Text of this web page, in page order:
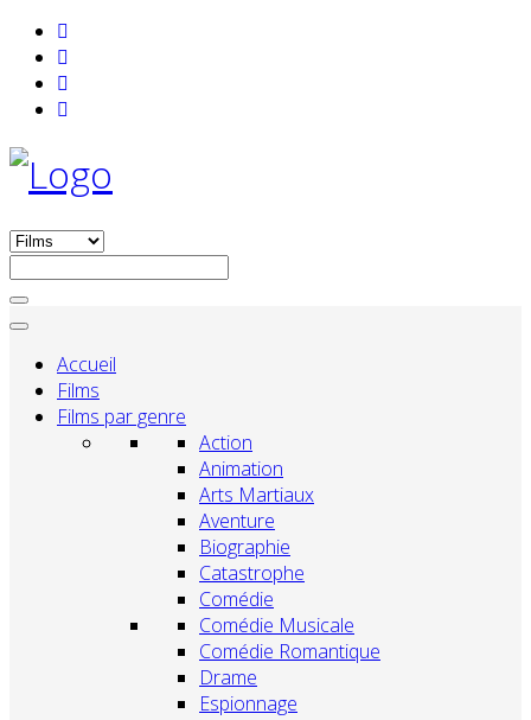
Accueil
Films
Films par genre
Action
Animation
Arts Martiaux
Aventure
Biographie
Catastrophe
Comédie
Comédie Musicale
Comédie Romantique
Drame
Espionnage